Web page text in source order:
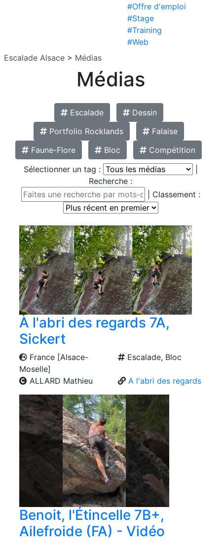
#Offre d'emploi
#Stage
#Training
#Web
Escalade Alsace > Médias
Médias
Escalade
Dessin
Portfolio Rocklands
Falaise
Faune-Flore
Bloc
Compétition
Sélectionner un tag :
Recherche :
| Classement :
À l'abri des regards 7A,
Sickert
France [Alsace-
Moselle]
Escalade, Bloc
ALLARD Mathieu A l'abri des regards
Benoit, l'Étincelle 7B+,
Ailefroide (FA) - Vidéo